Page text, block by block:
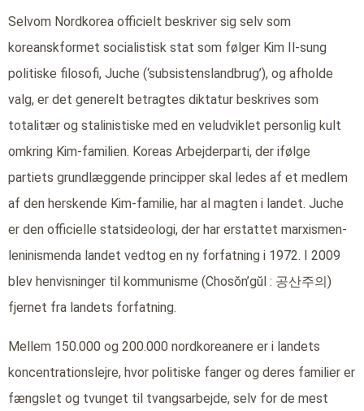
Selvom Nordkorea officielt beskriver sig selv som
koreanskformet socialistisk stat som følger Kim Il-sung
politiske filosofi, Juche (‘subsistenslandbrug’), og afholde
valg, er det generelt betragtes diktatur beskrives som
totalitær og stalinistiske med en veludviklet personlig kult
omkring Kim-familien. Koreas Arbejderparti, der ifølge
partiets grundlæggende principper skal ledes af et medlem
af den herskende Kim-familie, har al magten i landet. Juche
er den officielle statsideologi, der har erstattet marxismen-
leninismenda landet vedtog en ny forfatning i 1972. I 2009
blev henvisninger til kommunisme (Chosŏn’gŭl : 공산주의)
fjernet fra landets forfatning.
Mellem 150.000 og 200.000 nordkoreanere er i landets
koncentrationslejre, hvor politiske fanger og deres familier er
fængslet og tvunget til tvangsarbejde, selv for de mest